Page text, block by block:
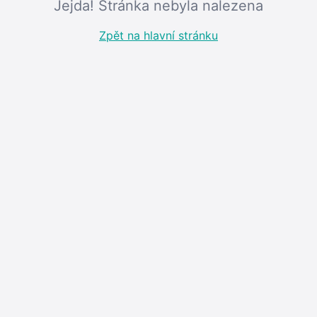
Jejda! Stránka nebyla nalezena
Zpět na hlavní stránku